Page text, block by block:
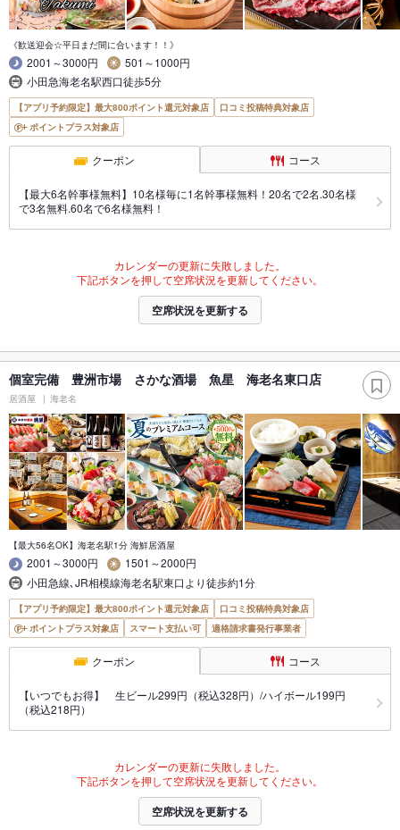
《歓送迎会☆平日まだ間に合います！！》
2001～3000円
501～1000円
小田急海老名駅西口徒歩5分
【アプリ予約限定】最大800ポイント還元対象店
口コミ投稿特典対象店
ポイントプラス対象店
クーポン コース
【最大6名幹事様無料】10名様毎に1名幹事様無料！20名で2名.30名様
で3名無料.60名で6名様無料！
カレンダーの更新に失敗しました。
下記ボタンを押して空席状況を更新してください。
空席状況を更新する
個室完備 豊洲市場 さかな酒場 魚星 海老名東口店
居酒屋 海老名
【最大56名OK】海老名駅1分 海鮮居酒屋
2001～3000円
1501～2000円
小田急線､JR相模線海老名駅東口より徒歩約1分
【アプリ予約限定】最大800ポイント還元対象店
口コミ投稿特典対象店
ポイントプラス対象店
スマート支払い可 適格請求書発行事業者
クーポン コース
【いつでもお得】 生ビール299円（税込328円）/ハイボール199円
（税込218円）
カレンダーの更新に失敗しました。
下記ボタンを押して空席状況を更新してください。
空席状況を更新する